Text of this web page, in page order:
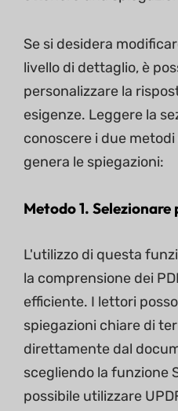
Se si desidera
livello di dettaglio, è
personalizzare la
esigenze. Leggere la
conoscere i due
genera le spiegazioni:
Metodo 1. Selezionare
L'utilizzo di questa
la comprensione dei
efficiente. I lettori
spiegazioni chiare di
direttamente dal
scegliendo la funzione
possibile utilizzare